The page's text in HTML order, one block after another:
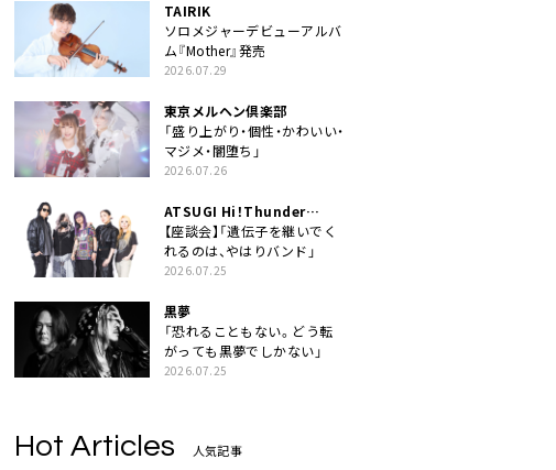
TAIRIK
ソロメジャーデビューアルバ
ム『Mother』発売
2026.07.29
東京メルヘン倶楽部
「盛り上がり・個性・かわいい・
マジメ・闇堕ち」
2026.07.26
ATSUGI Hi！Thunder
Rock Festival
【座談会】「遺伝子を継いでく
れるのは、やはりバンド」
2026.07.25
黒夢
「恐れることもない。どう転
がっても黒夢でしかない」
2026.07.25
Hot Articles 人気記事